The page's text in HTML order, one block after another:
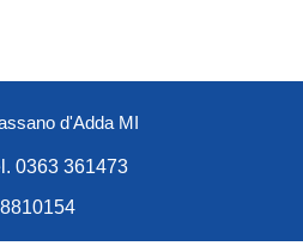
d'Adda MI
0363 361473